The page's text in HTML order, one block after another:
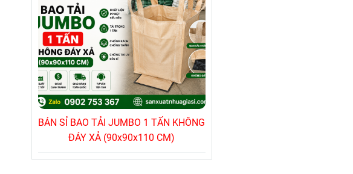
BÁN SỈ BAO TẢI JUMBO 1 TẤN KHÔNG
ĐÁY XẢ (90x90x110 CM)